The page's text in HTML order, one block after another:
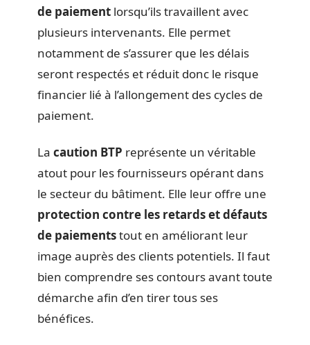
de paiement lorsqu’ils travaillent avec
plusieurs intervenants. Elle permet
notamment de s’assurer que les délais
seront respectés et réduit donc le risque
financier lié à l’allongement des cycles de
paiement.
La caution BTP représente un véritable
atout pour les fournisseurs opérant dans
le secteur du bâtiment. Elle leur offre une
protection contre les retards et défauts
de paiementstout en améliorant leur
image auprès des clients potentiels. Il faut
bien comprendre ses contours avant toute
démarche afin d’en tirer tous ses
bénéfices.